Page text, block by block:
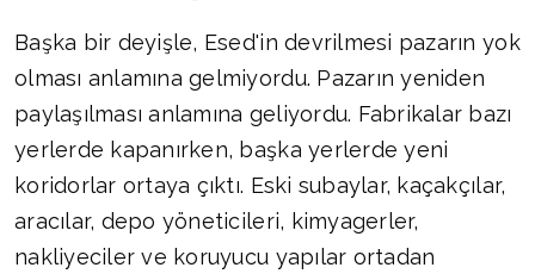
Başka bir deyişle, Esed'in devrilmesi pazarın yok
olması anlamına gelmiyordu. Pazarın yeniden
paylaşılması anlamına geliyordu. Fabrikalar bazı
yerlerde kapanırken, başka yerlerde yeni
koridorlar ortaya çıktı. Eski subaylar, kaçakçılar,
aracılar, depo yöneticileri, kimyagerler,
nakliyeciler ve koruyucu yapılar ortadan